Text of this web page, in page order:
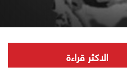
الاكثر قراءة